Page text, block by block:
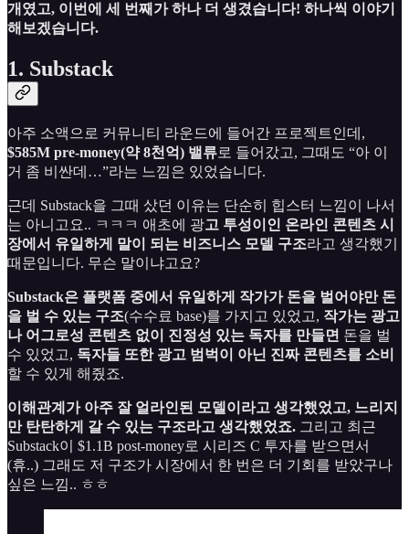
개였고, 이번에 세 번째가 하나 더 생겼습니다! 하나씩 이야기
해보겠습니다.
1. Substack
아주 소액으로 커뮤니티 라운드에 들어간 프로젝트인데,
$585M pre-money(약 8천억) 밸류로 들어갔고, 그때도 “아 이
거 좀 비싼데…”라는 느낌은 있었습니다.
근데 Substack을 그때 샀던 이유는 단순히 힙스터 느낌이 나서
는 아니고요.. ㅋㅋㅋ 애초에 광고 투성이인 온라인 콘텐츠 시
장에서 유일하게 말이 되는 비즈니스 모델 구조라고 생각했기
때문입니다. 무슨 말이냐고요?
Substack은 플랫폼 중에서 유일하게 작가가 돈을 벌어야만 돈
을 벌 수 있는 구조(수수료 base)를 가지고 있었고, 작가는 광고
나 어그로성 콘텐츠 없이 진정성 있는 독자를 만들면 돈을 벌
수 있었고, 독자들 또한 광고 범벅이 아닌 진짜 콘텐츠를 소비
할 수 있게 해줬죠.
이해관계가 아주 잘 얼라인된 모델이라고 생각했었고, 느리지
만 탄탄하게 갈 수 있는 구조라고 생각했었죠. 그리고 최근
Substack이 $1.1B post-money로 시리즈 C 투자를 받으면서
(휴..) 그래도 저 구조가 시장에서 한 번은 더 기회를 받았구나
싶은 느낌.. ㅎㅎ